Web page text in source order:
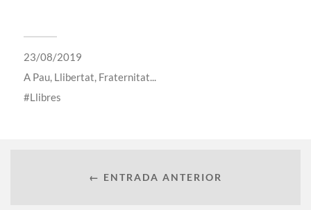
23/08/2019
A Pau, Llibertat, Fraternitat...
Llibres
← ENTRADA ANTERIOR